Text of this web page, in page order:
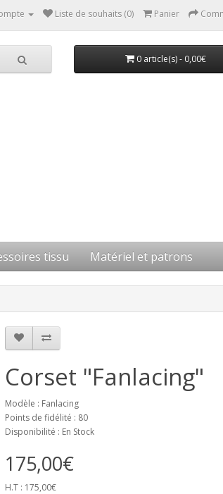
Liste de souhaits (0) Panier
0 article(s) - 0,00€
tissu Matériel et patrons
Corset "Fanlacing"
Modèle : Fanlacing
Points de fidélité : 80
Disponibilité : En Stock
175,00€
H.T : 175,00€